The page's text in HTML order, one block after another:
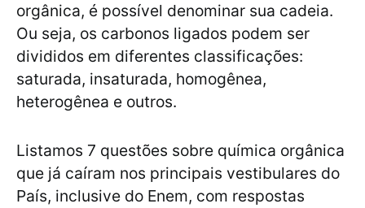
orgânica, é possível denominar sua cadeia.
Ou seja, os carbonos ligados podem ser
divididos em diferentes classificações:
saturada, insaturada, homogênea,
heterogênea e outros.
Listamos 7 questões sobre química orgânica
que já caíram nos principais vestibulares do
País, inclusive do Enem, com respostas